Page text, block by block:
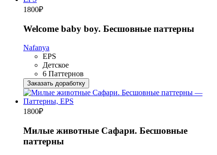
1800₽
Welcome baby boy. Бесшовные паттерны
Nafanya
EPS
Детское
6 Паттернов
Заказать доработку
1800₽
Милые животные Сафари. Бесшовные
паттерны